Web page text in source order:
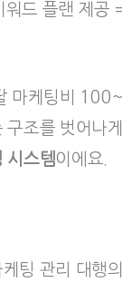
워드 플랜 제공
마케팅비
구조를 벗어나
시스템이에요.
팅 관리 대행